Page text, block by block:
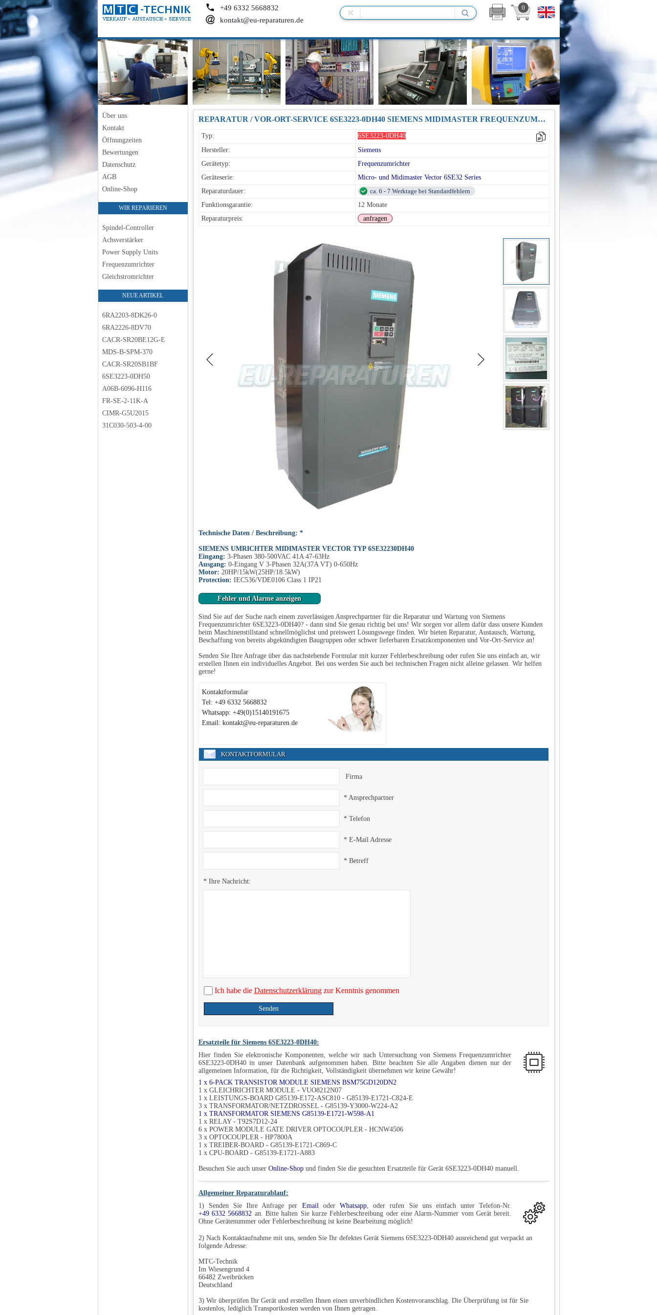
+49 6332 5668832
kontakt@eu-reparaturen.de
0
Über uns
Kontakt
Öffnungzeiten
Bewertungen
Datenschutz
AGB
Online-Shop
WIR REPARIEREN
Spindel-Controller
Achsverstärker
Power Supply Units
Frequenzumrichter
Gleichstromrichter
NEUE ARTIKEL
6RA2203-8DK26-0
6RA2226-8DV70
CACR-SR20BE12G-E
MDS-B-SPM-370
CACR-SR20SB1BF
6SE3223-0DH50
A06B-6096-H116
FR-SE-2-11K-A
CIMR-G5U2015
31C030-503-4-00
REPARATUR / VOR-ORT-SERVICE 6SE3223-0DH40 SIEMENS MIDIMASTER FREQUENZUMRICHTER 15KW
Typ:
6SE3223-0DH40
Hersteller:
Siemens
Gerätetyp:
Frequenzumrichter
Geräteserie:
Micro- und Midimaster Vector 6SE32 Series
Reparaturdauer:
ca. 6 - 7 Werktage bei Standardfehlern
Funktionsgarantie:
12 Monate
Reparaturpreis:
anfragen
Technische Daten / Beschreibung: *
SIEMENS UMRICHTER MIDIMASTER VECTOR TYP 6SE32230DH40
Eingang: 3-Phasen 380-500VAC 41A 47-63Hz
Ausgang: 0-Eingang V 3-Phasen 32A(37A VT) 0-650Hz
Motor: 20HP/15kW(25HP/18.5kW)
Protection: IEC536/VDE0106 Class 1 IP21
Fehler und Alarme anzeigen
Sind Sie auf der Suche nach einem zuverlässigen Ansprechpartner für die Reparatur und Wartung von Siemens
Frequenzumrichter 6SE3223-0DH40? - dann sind Sie genau richtig bei uns! Wir sorgen vor allem dafür dass unsere Kunden
beim Maschinenstillstand schnellmöglichst und preiswert Lösungswege finden. Wir bieten Reparatur, Austausch, Wartung,
Beschaffung von bereits abgekündigten Baugruppen oder schwer lieferbaren Ersatzkomponenten und Vor-Ort-Service an!
Senden Sie Ihre Anfrage über das nachstehende Formular mit kurzer Fehlerbeschreibung oder rufen Sie uns einfach an, wir
erstellen Ihnen ein individuelles Angebot. Bei uns werden Sie auch bei technischen Fragen nicht alleine gelassen. Wir helfen
gerne!
Kontaktformular
Tel: +49 6332 5668832
Whatsapp: +49(0)15140191675
Email: kontakt@eu-reparaturen.de
KONTAKTFORMULAR
Firma
* Ansprechpartner
* Telefon
* E-Mail Adresse
* Betreff
* Ihre Nachricht:
Ich habe die Datenschutzerklärungzur Kenntnis genommen
Senden
Ersatzteile für Siemens 6SE3223-0DH40:
Hier finden Sie elektronische Komponenten, welche wir nach Untersuchung von Siemens Frequenzumrichter
6SE3223-0DH40 in unser Datenbank aufgenommen haben. Bitte beachten Sie alle Angaben dienen nur der
allgemeinen Information, für die Richtigkeit, Vollständigkeit übernehmen wir keine Gewähr!
1 x 6-PACK TRANSISTOR MODULE SIEMENS BSM75GD120DN2
1 x GLEICHRICHTER MODULE - VUO8212N07
1 x LEISTUNGS-BOARD G85139-E172-ASC810 - G85139-E1721-C824-E
3 x TRANSFORMATOR/NETZDROSSEL - G85139-Y3000-W224-A2
1 x TRANSFORMATOR SIEMENS G85139-E1721-W598-A1
1 x RELAY - T92S7D12-24
6 x POWER MODULE GATE DRIVER OPTOCOUPLER - HCNW4506
3 x OPTOCOUPLER - HP7800A
1 x TREIBER-BOARD - G85139-E1721-C869-C
1 x CPU-BOARD - G85139-E1721-A883
Besuchen Sie auch unser Online-Shopund finden Sie die gesuchten Ersatzteile für Gerät 6SE3223-0DH40 manuell.
Allgemeiner Reparaturablauf:
1) Senden Sie Ihre Anfrage per Emailoder Whatsapp, oder rufen Sie uns einfach unter Telefon-Nr.
+49 6332 5668832 an. Bitte halten Sie kurze Fehlerbeschreibung oder eine Alarm-Nummer vom Gerät bereit.
Ohne Gerätenummer oder Fehlerbeschreibung ist keine Bearbeitung möglich!
2) Nach Kontaktaufnahme mit uns, senden Sie Ihr defektes Gerät Siemens 6SE3223-0DH40 ausreichend gut verpackt an
folgende Adresse:
MTC-Technik
Im Wiesengrund 4
66482 Zweibrücken
Deutschland
3) Wir überprüfen Ihr Gerät und erstellen Ihnen einen unverbindlichen Kostenvoranschlag. Die Überprüfung ist für Sie
kostenlos, lediglich Transportkosten werden von Ihnen getragen.